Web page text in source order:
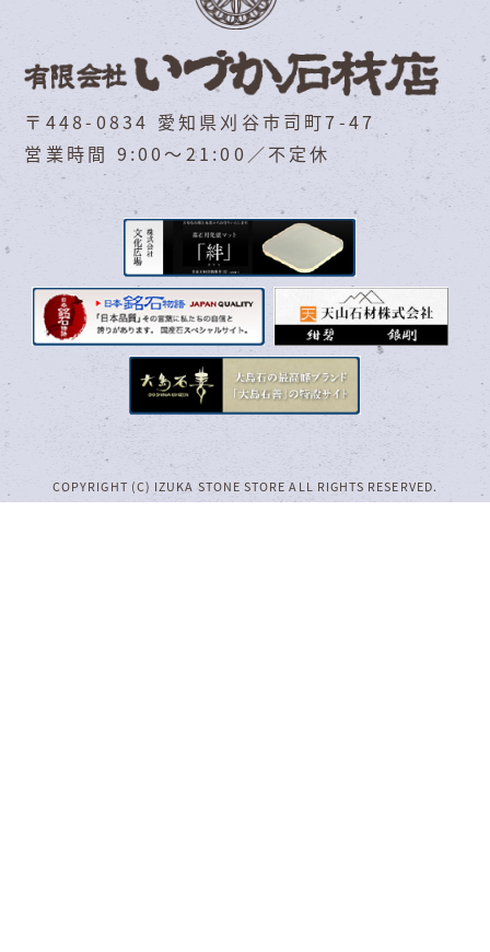
〒448-0834 愛知県刈谷市司町7-47
営業時間 9:00～21:00／不定休
COPYRIGHT (C) IZUKA STONE STORE ALL RIGHTS RESERVED.